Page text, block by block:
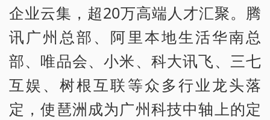
企业云集，超20万高端人才汇聚。腾
讯广州总部、阿里本地生活华南总
部、唯品会、小米、科大讯飞、三七
互娱、树根互联等众多行业龙头落
定，使琶洲成为广州科技中轴上的定